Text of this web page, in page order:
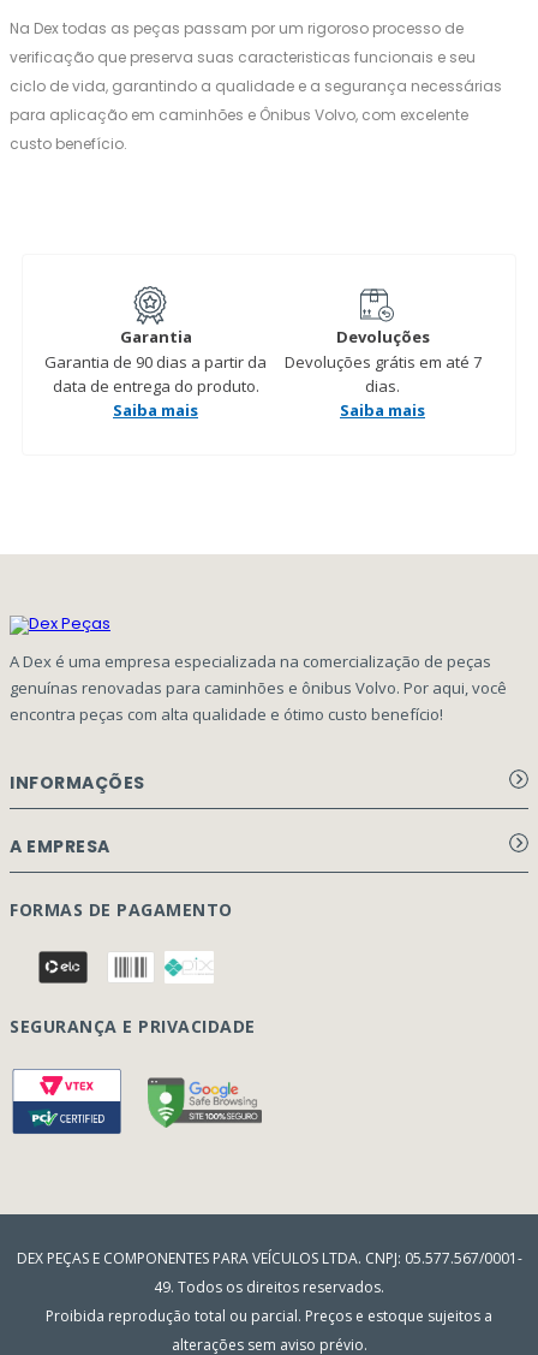
Na Dex todas as peças passam por um rigoroso processo de
verificação que preserva suas caracteristicas funcionais e seu
ciclo de vida, garantindo a qualidade e a segurança necessárias
para aplicação em caminhões e Ônibus Volvo, com excelente
custo benefício.
Garantia
Garantia de 90 dias a partir da
data de entrega do produto.
Saiba mais
Devoluções
Devoluções grátis em até 7
dias.
Saiba mais
REF: 20750869DX
AVISE-ME
A Dex é uma empresa especializada na comercialização de peças
genuínas renovadas para caminhões e ônibus Volvo. Por aqui, você